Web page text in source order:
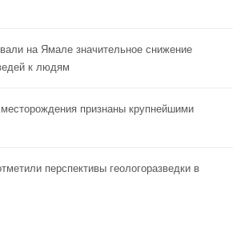
на Ямале значительное снижение
к людям
признаны крупнейшими
перспективы геологоразведки в